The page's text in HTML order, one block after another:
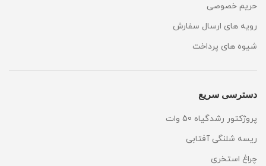
حریم خصوصی
رویه های ارسال سفارش
شیوه های پرداخت
دسترسی سریع
پروژکتور رشدگیاه 50 وات
ریسه شلنگی آفتابی
چراغ استخری